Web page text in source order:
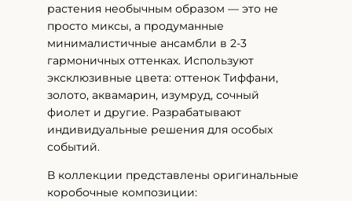
растения необычным образом — это не
просто миксы, а продуманные
минималистичные ансамбли в 2-3
гармоничных оттенках. Используют
эксклюзивные цвета: оттенок Тиффани,
золото, аквамарин, изумруд, сочный
фиолет и другие. Разрабатывают
индивидуальные решения для особых
событий.
В коллекции представлены оригинальные
коробочные композиции: